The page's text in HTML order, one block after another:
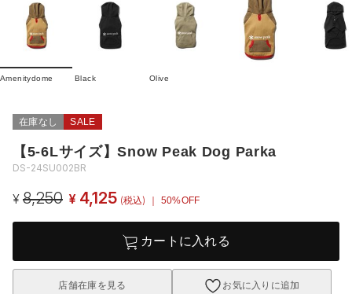
Amenitydome Black Olive
在庫なし SALE
【5-6Lサイズ】Snow Peak Dog Parka
DS-24SU002BR
¥ 8,250 ¥ 4,125 (税込) ｜ 50%OFF
カートに入れる
店舗在庫を見る お気に入りに追加